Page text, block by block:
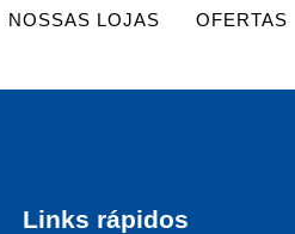
NOSSAS LOJAS OFERTAS
Links rápidos